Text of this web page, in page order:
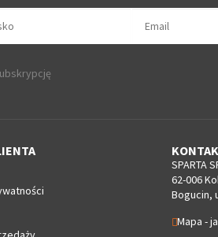
SPARTA
62-006
Bogucin,
Mapa -